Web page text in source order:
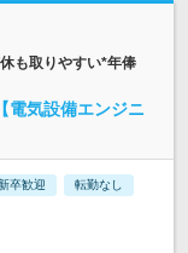
も取りやすい*年俸
気設備エンジニ
卒歓迎 転勤なし